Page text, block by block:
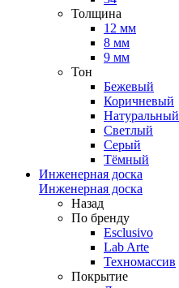
Толщина
12 мм
8 мм
9 мм
Тон
Бежевый
Коричневый
Натуральный
Светлый
Серый
Тёмный
Инженерная доска
Инженерная доска
Назад
По бренду
Esclusivo
Lab Arte
Техномассив
Покрытие